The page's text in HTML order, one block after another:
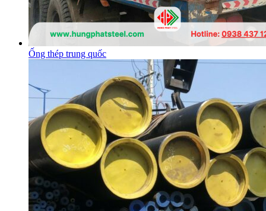
Ống thép trung quốc